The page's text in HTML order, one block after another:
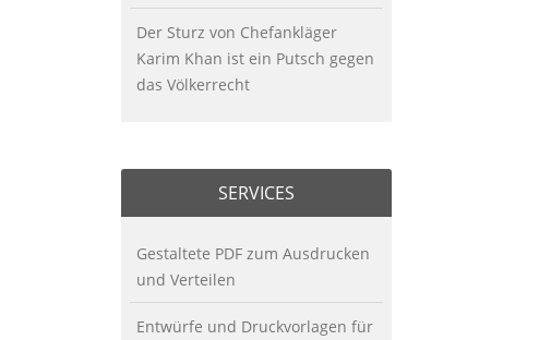
Der Sturz von Chefankläger
Karim Khan ist ein Putsch gegen
das Völkerrecht
SERVICES
Gestaltete PDF zum Ausdrucken
und Verteilen
Entwürfe und Druckvorlagen für